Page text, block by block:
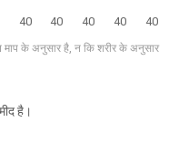
40 40 40 40 40
माप के अनुसार है, न कि शरीर के अनुसार
है।